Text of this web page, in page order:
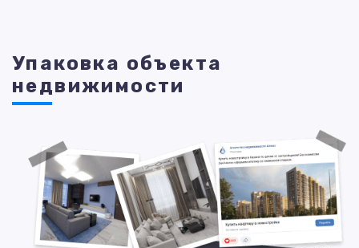
Упаковка объекта
недвижимости